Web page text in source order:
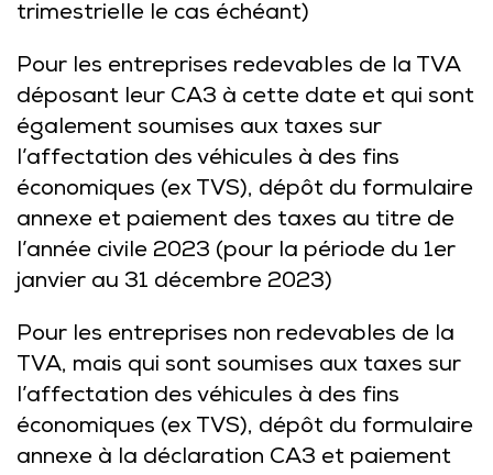
trimestrielle le cas échéant)
Pour les entreprises redevables de la TVA
déposant leur CA3 à cette date et qui sont
également soumises aux taxes sur
l’affectation des véhicules à des fins
économiques (ex TVS), dépôt du formulaire
annexe et paiement des taxes au titre de
l’année civile 2023 (pour la période du 1er
janvier au 31 décembre 2023)
Pour les entreprises non redevables de la
TVA, mais qui sont soumises aux taxes sur
l’affectation des véhicules à des fins
économiques (ex TVS), dépôt du formulaire
annexe à la déclaration CA3 et paiement